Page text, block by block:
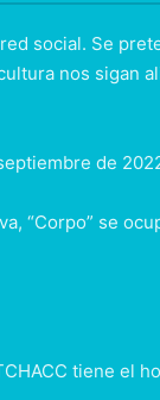
social. Se
nos sigan
de
“Corpo” se
tiene el